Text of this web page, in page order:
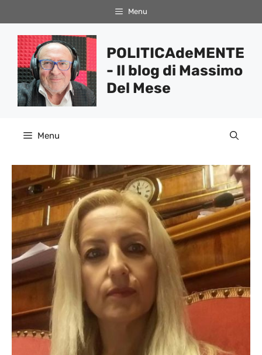
al
contenuto
Menu
POLITICAdeMENTE
- Il blog di Massimo
Del Mese
Menu